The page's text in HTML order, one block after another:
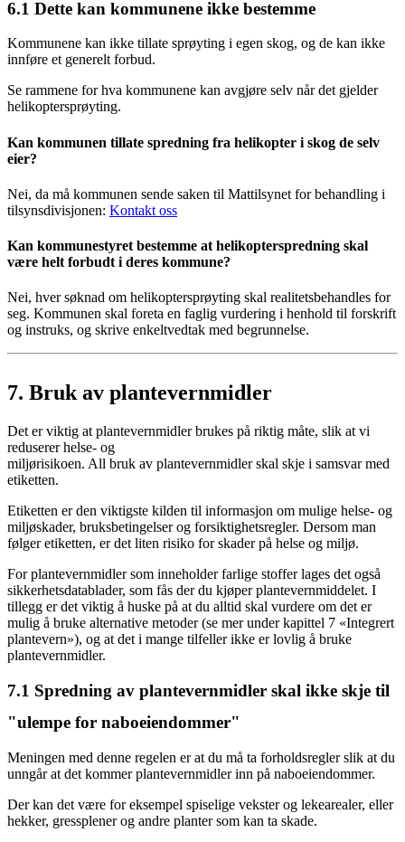
6.1 Dette kan kommunene ikke bestemme
Kommunene kan ikke tillate sprøyting i egen skog, og de kan ikke
innføre et generelt forbud.
Se rammene for hva kommunene kan avgjøre selv når det gjelder
helikoptersprøyting.
Kan kommunen tillate spredning fra helikopter i skog de selv
eier?
Nei, da må kommunen sende saken til Mattilsynet for behandling i
tilsynsdivisjonen: Kontakt oss
Kan kommunestyret bestemme at helikopterspredning skal
være helt forbudt i deres kommune?
Nei, hver søknad om helikoptersprøyting skal realitetsbehandles for
seg. Kommunen skal foreta en faglig vurdering i henhold til forskrift
og instruks, og skrive enkeltvedtak med begrunnelse.
7. Bruk av plantevernmidler
Det er viktig at plantevernmidler brukes på riktig måte, slik at vi
reduserer helse- og
miljørisikoen. All bruk av plantevernmidler skal skje i samsvar med
etiketten.
Etiketten er den viktigste kilden til informasjon om mulige helse- og
miljøskader, bruksbetingelser og forsiktighetsregler. Dersom man
følger etiketten, er det liten risiko for skader på helse og miljø.
For plantevernmidler som inneholder farlige stoffer lages det også
sikkerhetsdatablader, som fås der du kjøper plantevernmiddelet. I
tillegg er det viktig å huske på at du alltid skal vurdere om det er
mulig å bruke alternative metoder (se mer under kapittel 7 «Integrert
plantevern»), og at det i mange tilfeller ikke er lovlig å bruke
plantevernmidler.
7.1 Spredning av plantevernmidler skal ikke skje til
"ulempe for naboeiendommer"
Meningen med denne regelen er at du må ta forholds­regler slik at du
unngår at det kommer plantevern­midler inn på nabo­eiendommer.
Der kan det være for eksempel spiselige vekster og leke­arealer, eller
hekker, gressplener og andre planter som kan ta skade.